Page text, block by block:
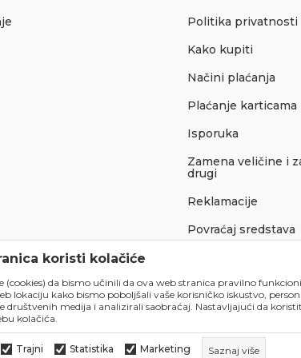
Politika privatnosti
Kako kupiti
Načini plaćanja
Plaćanje karticama
Isporuka
Zamena veličine i
drugi
Reklamacije
Povraćaj sredstava
koristi kolačiće
(cookies) da bismo učinili da ova web stranica pravilno
lokaciju kako bismo poboljšali vaše korisničko iskustvo,
društvenih medija i analizirali saobraćaj. Nastavljajući da
kolačića.
Trajni Statistika Marketing Saznaj više